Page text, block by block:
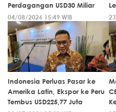
Perdagangan USD30 Miliar
04/08/2026 15:49 WIB
Indonesia Perluas Pasar ke
Amerika Latin, Ekspor ke Peru
Tembus USD225,77 Juta